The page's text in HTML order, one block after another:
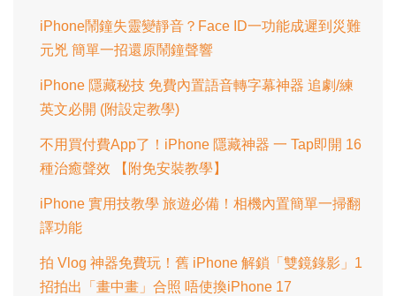
iPhone鬧鐘失靈變靜音？Face ID一功能成遲到災難
元兇 簡單一招還原鬧鐘聲響
iPhone 隱藏秘技 免費內置語音轉字幕神器 追劇/練
英文必開 (附設定教學)
不用買付費App了！iPhone 隱藏神器 一 Tap即開 16
種治癒聲效 【附免安裝教學】
iPhone 實用技教學 旅遊必備！相機內置簡單一掃翻
譯功能
拍 Vlog 神器免費玩！舊 iPhone 解鎖「雙鏡錄影」1
招拍出「畫中畫」合照 唔使換iPhone 17